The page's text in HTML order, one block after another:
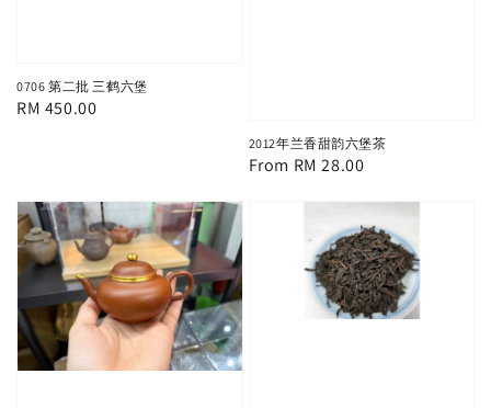
0706 第二批 三鹤六堡
Regular
RM 450.00
2012年兰香甜韵六堡茶
Regular
From RM 28.00